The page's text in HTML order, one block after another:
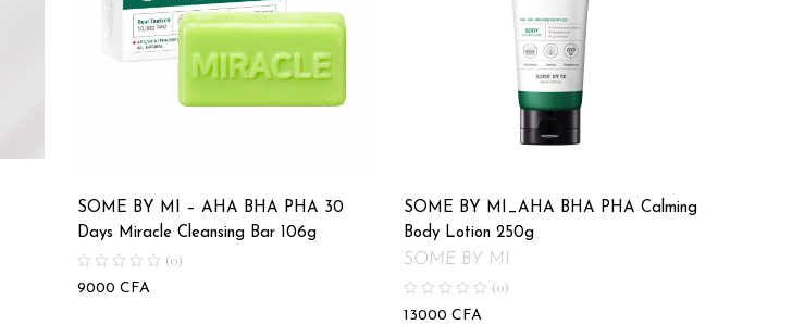
SOME BY MI – AHA BHA PHA 30
Days Miracle Cleansing Bar 106g
(0)
9000 CFA
SOME BY MI_AHA BHA PHA Calming
Body Lotion 250g
SOME BY MI
(0)
13000 CFA